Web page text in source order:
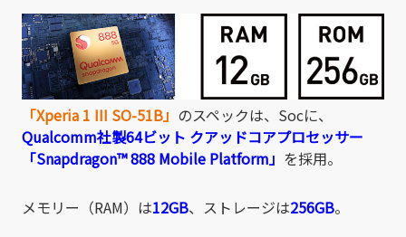
「Xperia 1 III SO-51B」 のスペックは、Socに、
Qualcomm社製64ビット クアッドコアプロセッサー
「Snapdragon™ 888 Mobile Platform」 を採用。
メモリー（RAM）は12GB、ストレージは256GB。